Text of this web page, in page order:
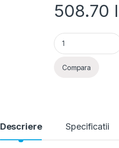
508.70
Tablou încastrat
Compara
Descriere Specificatii